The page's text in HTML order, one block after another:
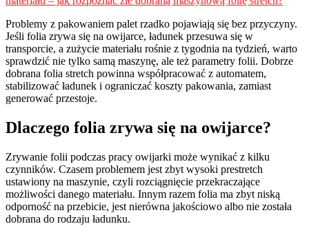
Problemy z pakowaniem palet rzadko pojawiają się bez przyczyny.
Jeśli folia zrywa się na owijarce, ładunek przesuwa się w
transporcie, a zużycie materiału rośnie z tygodnia na tydzień, warto
sprawdzić nie tylko samą maszynę, ale też parametry folii. Dobrze
dobrana folia stretch powinna współpracować z automatem,
stabilizować ładunek i ograniczać koszty pakowania, zamiast
generować przestoje.
Dlaczego folia zrywa się na owijarce?
Zrywanie folii podczas pracy owijarki może wynikać z kilku
czynników. Czasem problemem jest zbyt wysoki prestretch
ustawiony na maszynie, czyli rozciągnięcie przekraczające
możliwości danego materiału. Innym razem folia ma zbyt niską
odporność na przebicie, jest nierówna jakościowo albo nie została
dobrana do rodzaju ładunku.